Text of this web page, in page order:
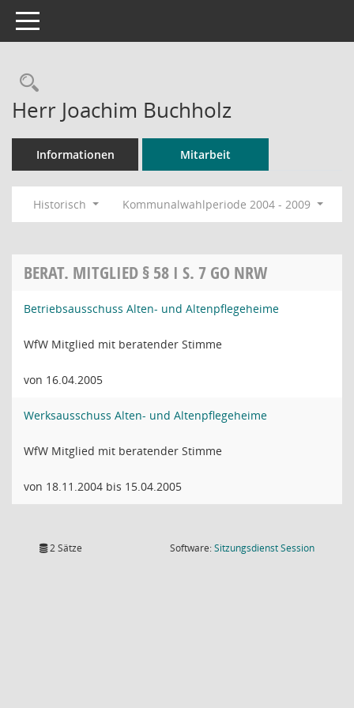
Toggle navigation
Rechercheauswahl
Herr Joachim Buchholz
Informationen Mitarbeit
Historisch Kommunalwahlperiode 2004 - 2009
BERAT. MITGLIED § 58 I S. 7 GO NRW
Betriebsausschuss Alten- und Altenpflegeheime
WfW Mitglied mit beratender Stimme
von 16.04.2005
Werksausschuss Alten- und Altenpflegeheime
WfW Mitglied mit beratender Stimme
von 18.11.2004 bis 15.04.2005
2 Sätze Software:SitzungsdienstSession(Wird in